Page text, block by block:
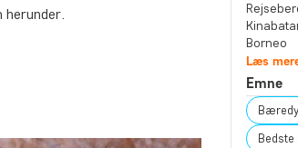
herunder.
Borneo
Læs
Emne